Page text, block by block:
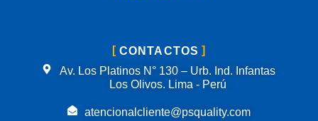
CONTACTOS
Av. Los Platinos N° 130 – Urb. Ind. Infantas
Los Olivos. Lima - Perú
atencionalcliente@psquality.com